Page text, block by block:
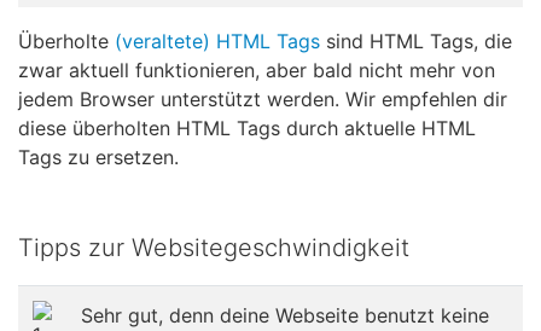
Überholte (veraltete) HTML Tags sind HTML Tags, die
zwar aktuell funktionieren, aber bald nicht mehr von
jedem Browser unterstützt werden. Wir empfehlen dir
diese überholten HTML Tags durch aktuelle HTML
Tags zu ersetzen.
Tipps zur Websitegeschwindigkeit
Sehr gut, denn deine Webseite benutzt keine